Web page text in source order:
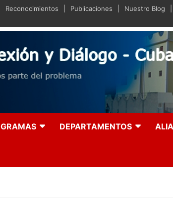
Reconocimientos Publicaciones Nuestro Blog
Reflexión y
somos parte del problema
DEPARTAMENTOS